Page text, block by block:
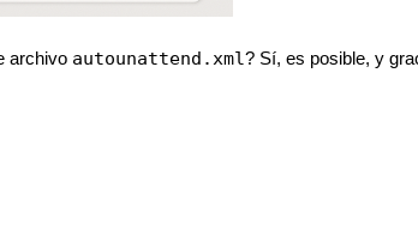
archivo autounattend.xml? Sí, es posible, y